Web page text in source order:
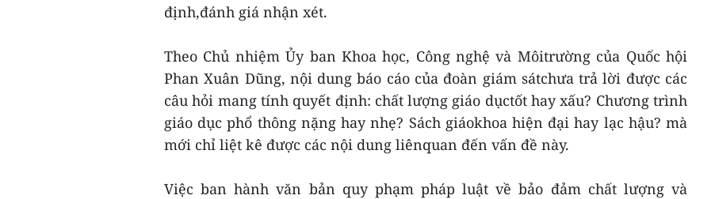
định,đánh giá nhận xét.
Theo Chủ nhiệm Ủy ban Khoa học, Công nghệ và Môitrường của Quốc hội
Phan Xuân Dũng, nội dung báo cáo của đoàn giám sátchưa trả lời được các
câu hỏi mang tính quyết định: chất lượng giáo dụctốt hay xấu? Chương trình
giáo dục phổ thông nặng hay nhẹ? Sách giáokhoa hiện đại hay lạc hậu? mà
mới chỉ liệt kê được các nội dung liênquan đến vấn đề này.
Việc ban hành văn bản quy phạm pháp luật về bảo đảm chất lượng và